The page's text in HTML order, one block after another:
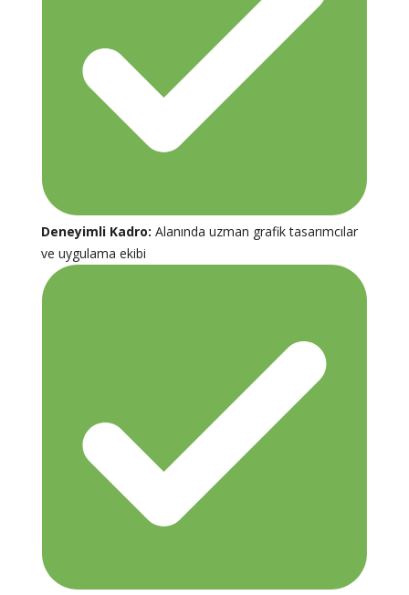
Deneyimli Kadro: Alanında uzman grafik tasarımcılar
ve uygulama ekibi